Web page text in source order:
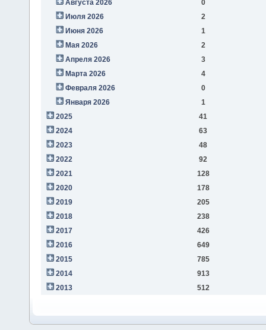
Августа 2026
0
Июля 2026
2
Июня 2026
1
Мая 2026
2
Апреля 2026
3
Марта 2026
4
Февраля 2026
0
Января 2026
1
2025
41
2024
63
2023
48
2022
92
2021
128
2020
178
2019
205
2018
238
2017
426
2016
649
2015
785
2014
913
2013
512